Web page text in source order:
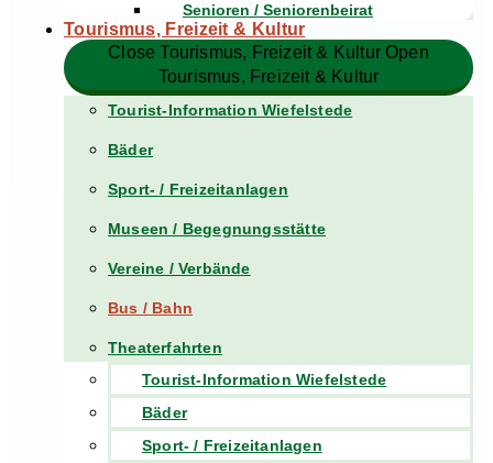
Senioren / Seniorenbeirat
Tourismus, Freizeit & Kultur
Close Tourismus, Freizeit & Kultur Open
Tourismus, Freizeit & Kultur
Tourist-Information Wiefelstede
Bäder
Sport- / Freizeitanlagen
Museen / Begegnungsstätte
Vereine / Verbände
Bus / Bahn
Theaterfahrten
Tourist-Information Wiefelstede
Bäder
Sport- / Freizeitanlagen